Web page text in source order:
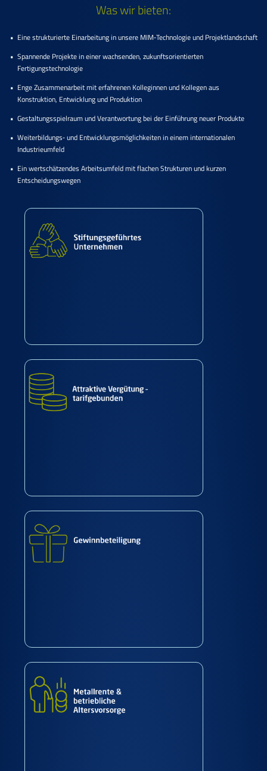
Was wir bieten:
Eine strukturierte Einarbeitung in unsere MIM‑Technologie und Projektlandschaft
Spannende Projekte in einer wachsenden, zukunftsorientierten
Fertigungstechnologie
Enge Zusammenarbeit mit erfahrenen Kolleginnen und Kollegen aus
Konstruktion, Entwicklung und Produktion
Gestaltungsspielraum und Verantwortung bei der Einführung neuer Produkte
Weiterbildungs‑ und Entwicklungsmöglichkeiten in einem internationalen
Industrieumfeld
Ein wertschätzendes Arbeitsumfeld mit flachen Strukturen und kurzen
Entscheidungswegen